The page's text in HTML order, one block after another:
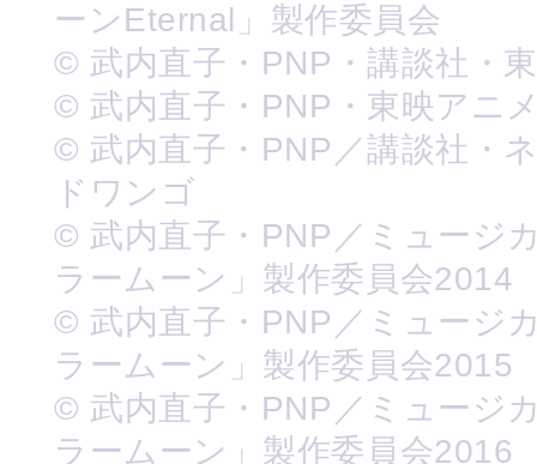
ーンEternal」製作委員会
© 武内直子・PNP・講談社・
© 武内直子・PNP・東映アニ
© 武内直子・PNP／講談社・
ドワンゴ
© 武内直子・PNP／ミュージ
ラームーン」製作委員会2014
© 武内直子・PNP／ミュージ
ラームーン」製作委員会2015
© 武内直子・PNP／ミュージ
ラームーン」製作委員会2016